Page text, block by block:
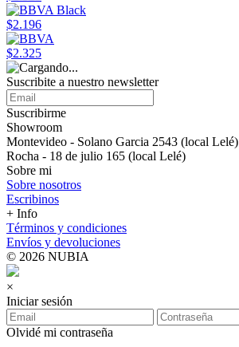
$2.196
$2.325
Suscribite a nuestro newsletter
Suscribirme
Showroom
Montevideo - Solano Garcia 2543 (local Lelé)
Rocha - 18 de julio 165 (local Lelé)
Sobre mi
Sobre nosotros
Escribinos
+ Info
Términos y condiciones
Envíos y devoluciones
© 2026 NUBIA
×
Iniciar sesión
Olvidé mi contraseña